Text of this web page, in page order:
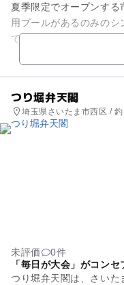
夏季限定でオープンす
用プールがあるのみの
でないので、アットホー
族にはピッタリ。西大
つり堀弁天閣
埼玉県さいたま市西区 / 釣
未評価
0件
「毎日が大会」がコン
つり堀弁天閣は、さい